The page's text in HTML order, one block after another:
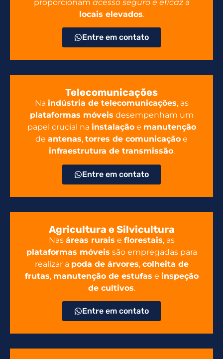
proporcionam acesso seguro e eficaza
locais elevados.
Entre em contato
Telecomunicações
Na indústria de telecomunicações, as
plataformas móveis desempenham um
papel crucial na instalaçãoe manutenção
de antenas, torres de comunicação e
infraestrutura de transmissão.
Entre em contato
Agricultura e Silvicultura
Nas áreas rurais e florestais, as
plataformas móveis são empregadas para
realizar a poda de árvores, colheita de
frutas, manutenção de estufas e inspeção
de cultivos.
Entre em contato